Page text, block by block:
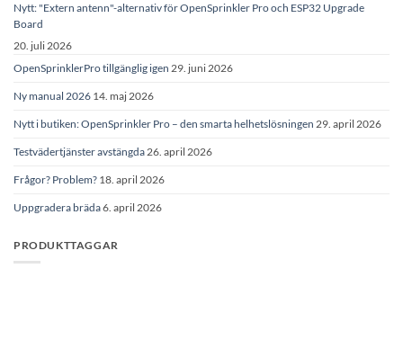
Nytt: "Extern antenn"-alternativ för OpenSprinkler Pro och ESP32 Upgrade
Board
20. juli 2026
OpenSprinklerPro tillgänglig igen 29. juni 2026
Ny manual 2026 14. maj 2026
Nytt i butiken: OpenSprinkler Pro – den smarta helhetslösningen 29. april 2026
Testvädertjänster avstängda26. april 2026
Frågor? Problem? 18. april 2026
Uppgradera bräda6. april 2026
PRODUKTTAGGAR